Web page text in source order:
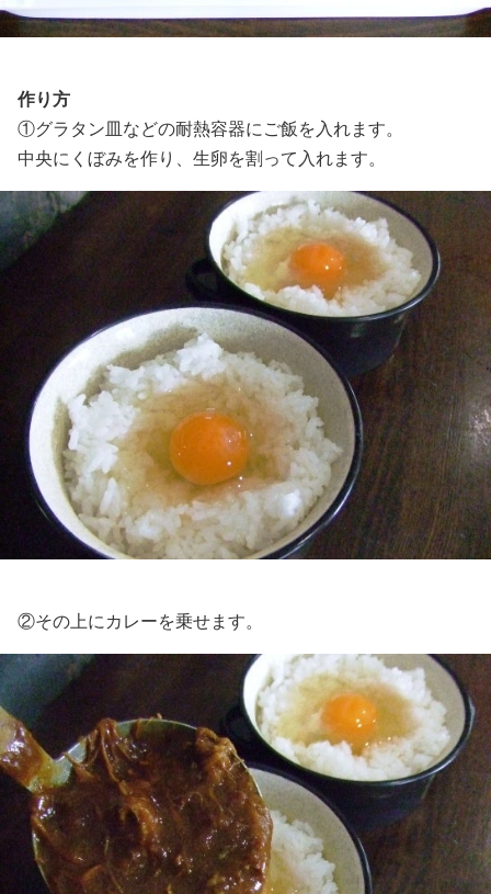
作り方
①グラタン皿などの耐熱容器にご飯を入れます。
中央にくぼみを作り、生卵を割って入れます。
②その上にカレーを乗せます。